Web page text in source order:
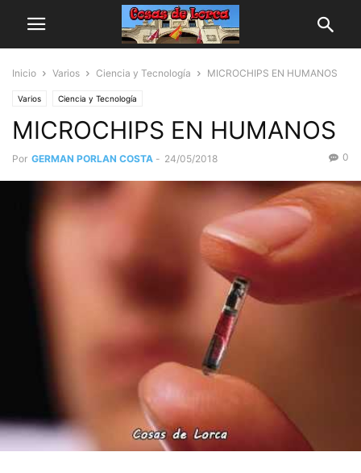
Inicio Varios Ciencia y Tecnología MICROCHIPS EN HUMANOS
Varios Ciencia y Tecnología
MICROCHIPS EN HUMANOS
Por GERMAN PORLAN COSTA - 24/05/2018 0